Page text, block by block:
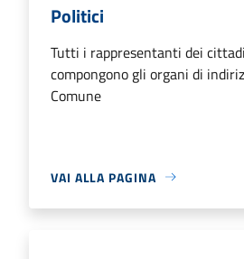
Politici
Tutti i rappresentanti dei
compongono gli organi di
Comune
VAI ALLA PAGINA